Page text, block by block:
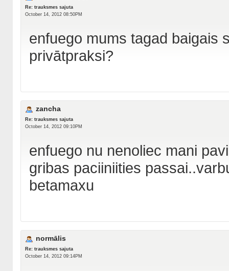
Re: trauksmes sajuta
October 14, 2012 08:50PM
enfuego mums tagad baigais
privātpraksi?
zancha
Re: trauksmes sajuta
October 14, 2012 09:10PM
enfuego nu nenoliec mani
gribas paciiniities
betamaxu
normālis
Re: trauksmes sajuta
October 14, 2012 09:14PM